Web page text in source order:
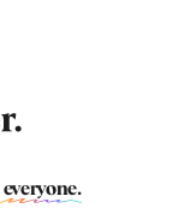
everyone.